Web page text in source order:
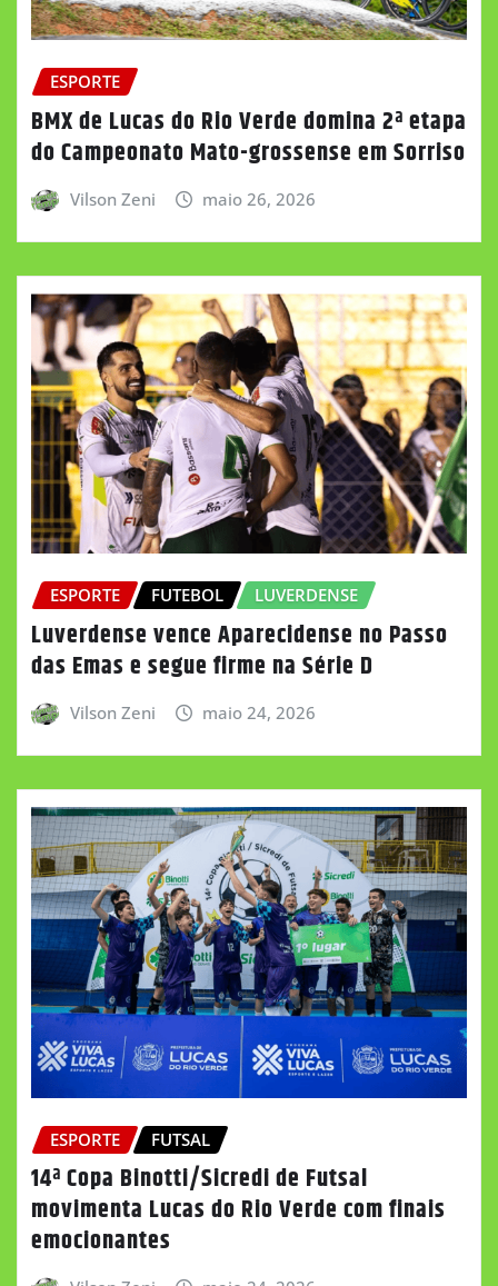
ESPORTE
BMX de Lucas do Rio Verde domina 2ª etapa
do Campeonato Mato-grossense em Sorriso
Vilson Zeni maio 26, 2026
ESPORTE FUTEBOL LUVERDENSE
Luverdense vence Aparecidense no Passo
das Emas e segue firme na Série D
Vilson Zeni maio 24, 2026
ESPORTE FUTSAL
14ª Copa Binotti/Sicredi de Futsal
movimenta Lucas do Rio Verde com finais
emocionantes